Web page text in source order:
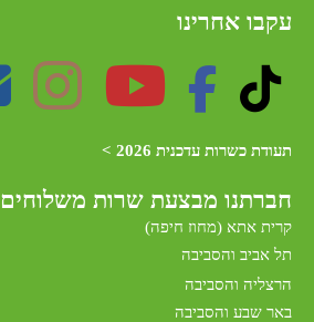
עקבו אחרינו
תעודת כשרות עדכנית 2026 >
חברתנו מבצעת שרות משלוחים
קרית אתא (מחוז חיפה)
תל אביב והסביבה
הרצליה והסביבה
באר שבע והסביבה